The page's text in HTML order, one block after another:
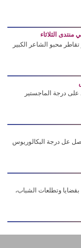
الثلاثاء
محبو الشاعر الكبير
درجة الماجستير
عل درجة البكالوريوس
وتطلعات الشباب،